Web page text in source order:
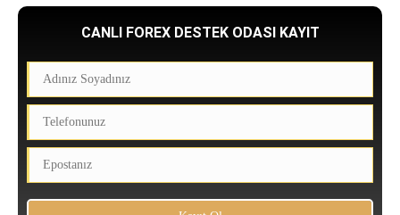
CANLI FOREX DESTEK ODASI KAYIT